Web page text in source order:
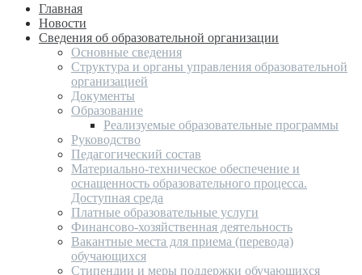
Главная
Новости
Сведения об образовательной организации
Основные сведения
Структура и органы управления образовательной
организацией
Документы
Образование
Реализуемые образовательные программы
Руководство
Педагогический состав
Материально-техническое обеспечение и
оснащенность образовательного процесса.
Доступная среда
Платные образовательные услуги
Финансово-хозяйственная деятельность
Вакантные места для приема (перевода)
обучающихся
Стипендии и меры поддержки обучающихся